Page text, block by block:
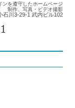
を遵守したホームページ
制作、写真・ビデオ撮影
石川3-29-1 武内ビル102